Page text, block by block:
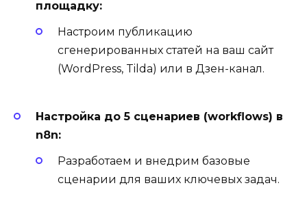
площадку:
Настроим публикацию
сгенерированных статей на ваш сайт
(WordPress, Tilda) или в Дзен-канал.
Настройка до 5 сценариев (workflows) в
n8n:
Разработаем и внедрим базовые
сценарии для ваших ключевых задач.